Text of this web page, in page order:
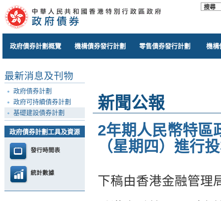
政府債券計劃概覽 機構債券發行計劃 零售債券發行計劃 機構
最新消息及刊物
政府債券計劃
政府可持續債券計劃
基礎建設債券計劃
政府債券計劃工具及資源
發行時間表
統計數據
新聞公報
2年期人民幣特區
（星期四）進行
下稿由香港金融管理